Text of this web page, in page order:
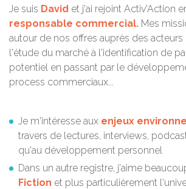
Je suis David et j'ai rejoint Activ'Action
responsable commercial. Mes
autour de nos offres auprès des
l'étude du marché à l'identification de
potentiel en passant par le
process commerciaux...
Je m'intéresse aux enjeux
travers de lectures, interviews,
qu'au développement personnel
Dans un autre registre, j'aime
Fiction et plus particulièrement